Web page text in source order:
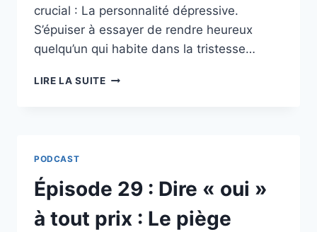
crucial : La personnalité dépressive.
S’épuiser à essayer de rendre heureux
quelqu’un qui habite dans la tristesse…
LIRE LA SUITEÉPISODE
PODCAST
Épisode 29 : Dire « oui »
à tout prix : Le piège